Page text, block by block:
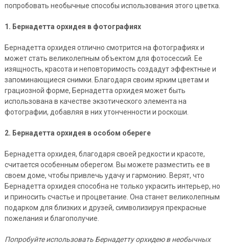
попробовать необычные способы использования этого цветка.
1. Бернадетта орхидея в фотографиях
Бернадетта орхидея отлично смотрится на фотографиях и
может стать великолепным объектом для фотосессий. Ее
изящность, красота и неповторимость создадут эффектные и
запоминающиеся снимки. Благодаря своим ярким цветам и
грациозной форме, Бернадетта орхидея может быть
использована в качестве экзотического элемента на
фотографии, добавляя в них утонченности и роскоши.
2. Бернадетта орхидея в особом обереге
Бернадетта орхидея, благодаря своей редкости и красоте,
считается особенным оберегом. Вы можете разместить ее в
своем доме, чтобы привлечь удачу и гармонию. Верят, что
Бернадетта орхидея способна не только украсить интерьер, но
и приносить счастье и процветание. Она станет великолепным
подарком для близких и друзей, символизируя прекрасные
пожелания и благополучие.
Попробуйте использовать Бернадетту орхидею в необычных